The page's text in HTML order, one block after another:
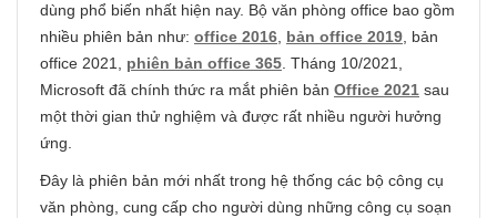
dùng phổ biến nhất hiện nay. Bộ văn phòng office bao gồm
nhiều phiên bản như: office 2016, bản office 2019, bản
office 2021, phiên bản office 365. Tháng 10/2021,
Microsoft đã chính thức ra mắt phiên bản Office 2021 sau
một thời gian thử nghiệm và được rất nhiều người hưởng
ứng.
Đây là phiên bản mới nhất trong hệ thống các bộ công cụ
văn phòng, cung cấp cho người dùng những công cụ soạn